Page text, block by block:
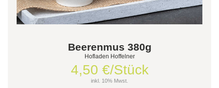
Beerenmus 380g
Hofladen Hoffelner
4,50 €/Stück
inkl. 10% Mwst.